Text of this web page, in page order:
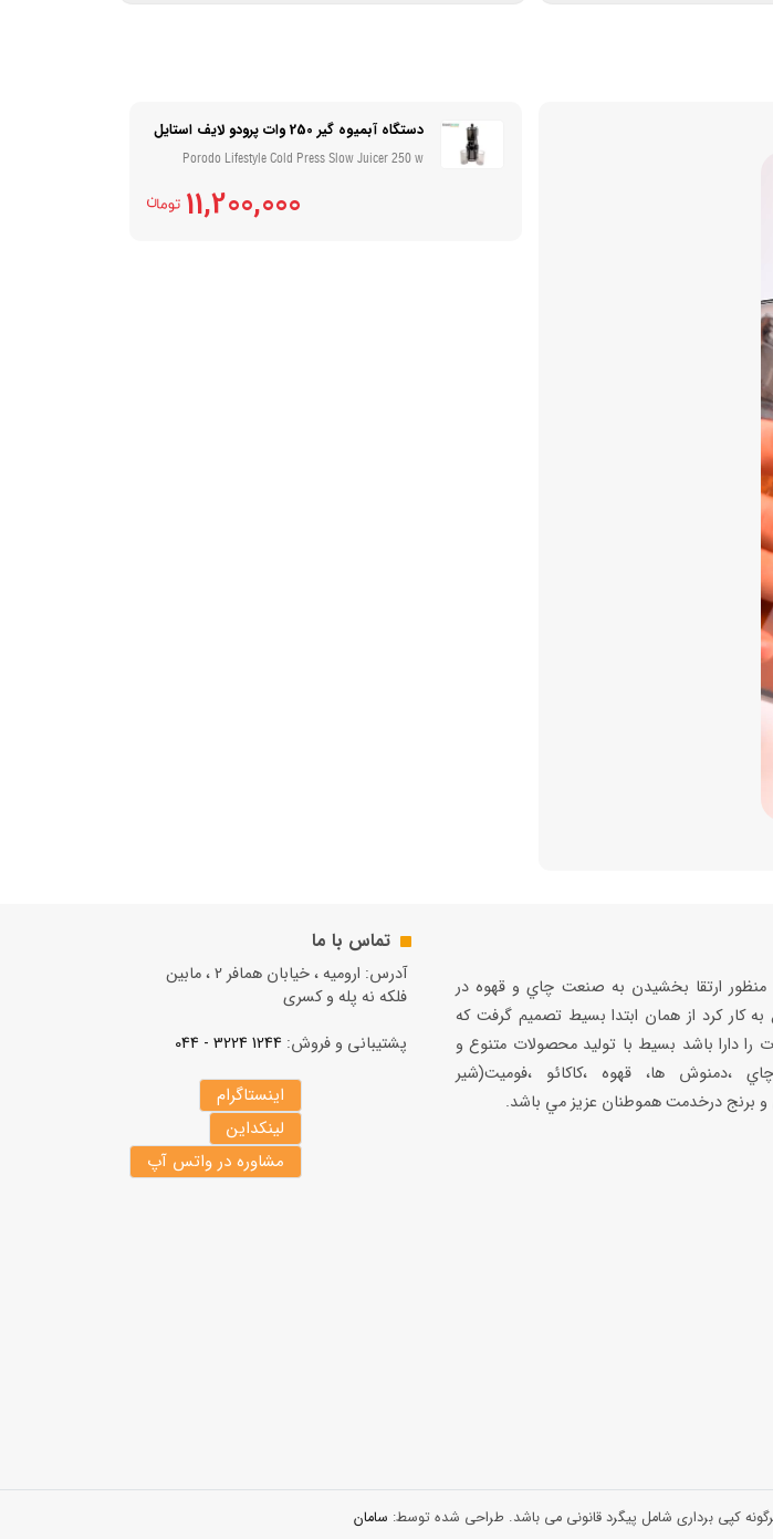
دستگاه آبمیوه گیر 250 وات پرودو لایف استایل
Porodo Lifestyle Cold Press Slow Juicer 250 w
11,200,000
در سال ۱۳۶۹ به منظور ارتقا بخشيدن به صنعت چاي و قهوه در
كار كرد از همان ابتدا بسيط تصميم گرفت كه
دارا باشد بسيط با توليد محصولات متنوع و
،دمنوش ها، قهوه ،كاكائو ،فوميت(شير
برنج درخدمت هموطنان عزيز مي باشد.
تماس با ما
آدرس: ارومیه ، خیابان همافر 2 ، مابين
فلكه نه پله و کسری
پشتیبانی و فروش: 1244 3224 - 044
اینستاگرام
لینکداین
مشاوره در واتس آپ
کپی برداری شامل پیگرد قانونی می باشد. طراحی شده توسط: سامان